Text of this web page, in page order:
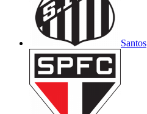
Santos